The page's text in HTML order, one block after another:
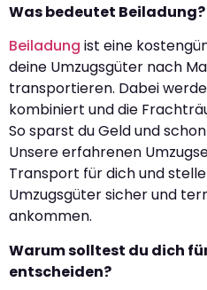
Was bedeutet Beiladung?
Beiladung ist eine
deine Umzugsgüter nach
transportieren. Dabei
kombiniert und die
So sparst du Geld und
Unsere erfahrenen
Transport für dich und
Umzugsgüter sicher und
ankommen.
Warum solltest du dich
entscheiden?